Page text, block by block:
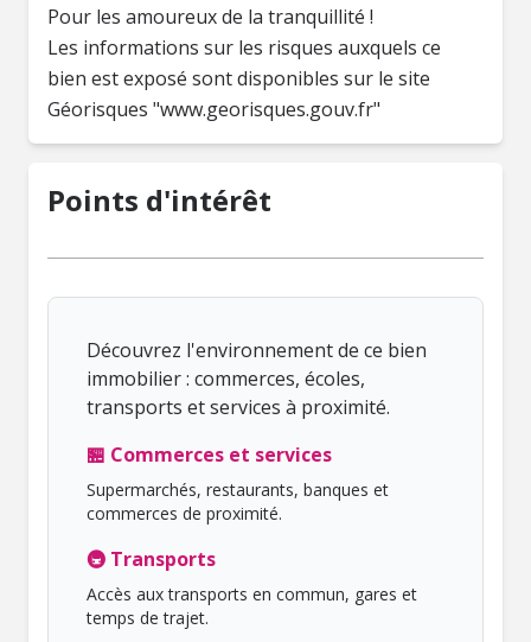
Pour les amoureux de la tranquillité !
Les informations sur les risques auxquels ce
bien est exposé sont disponibles sur le site
Géorisques "www.georisques.gouv.fr"
Points d'intérêt
Découvrez l'environnement de ce bien
immobilier : commerces, écoles,
transports et services à proximité.
🏪 Commerces et services
Supermarchés, restaurants, banques et
commerces de proximité.
🚇 Transports
Accès aux transports en commun, gares et
temps de trajet.